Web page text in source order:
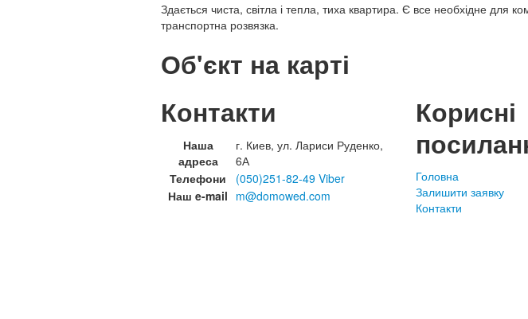
Здається чиста, світла і тепла, тиха квартира. Є все необхідне для
транспортна розвязка.
Об'єкт на карті
Контакти
Наша
адреса
г. Киев, ул. Лариси Руденко,
6А
Телефони
(050)251-82-49 Viber
Наш e-mail m@domowed.com
Корисні
Головна
Залишити заявку
Контакти